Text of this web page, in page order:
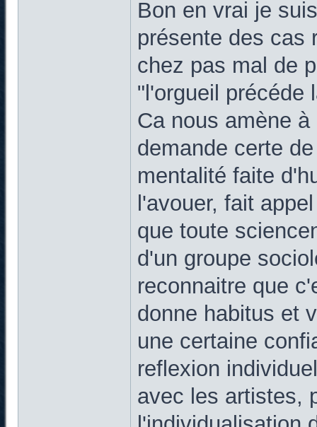
Bon en vrai je
présente des cas
chez pas mal de
"l'orgueil précéde
Ca nous amène
demande certe
mentalité faite
l'avouer, fait
que toute
d'un groupe
reconnaitre que
donne habitus et
une certaine
reflexion
avec les artistes,